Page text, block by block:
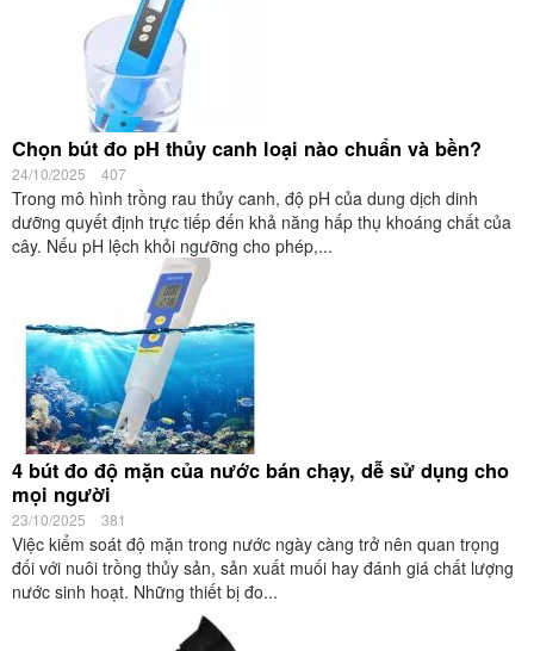
Chọn bút đo pH thủy canh loại nào chuẩn và bền?
24/10/2025 407
Trong mô hình trồng rau thủy canh, độ pH của dung dịch dinh
dưỡng quyết định trực tiếp đến khả năng hấp thụ khoáng chất của
cây. Nếu pH lệch khỏi ngưỡng cho phép,...
4 bút đo độ mặn của nước bán chạy, dễ sử dụng cho
mọi người
23/10/2025 381
Việc kiểm soát độ mặn trong nước ngày càng trở nên quan trọng
đối với nuôi trồng thủy sản, sản xuất muối hay đánh giá chất lượng
nước sinh hoạt. Những thiết bị đo...